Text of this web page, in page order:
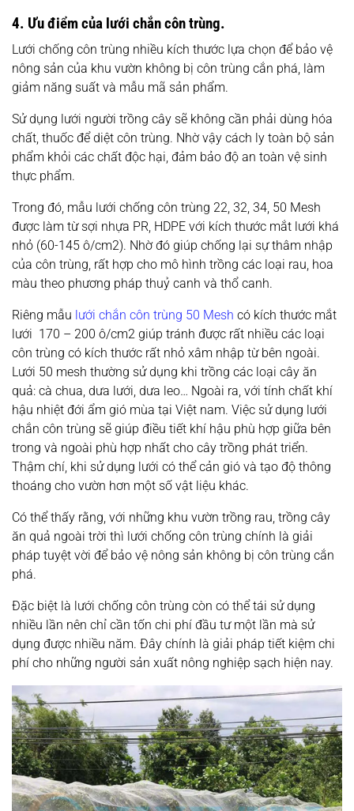
4. Ưu điểm của lưới chắn côn trùng.
Lưới chống côn trùng nhiều kích thước lựa chọn để bảo vệ
nông sản của khu vườn không bị côn trùng cắn phá, làm
giảm năng suất và mẫu mã sản phẩm.
Sử dụng lưới người trồng cây sẽ không cần phải dùng hóa
chất, thuốc để diệt côn trùng. Nhờ vậy cách ly toàn bộ sản
phẩm khỏi các chất độc hại, đảm bảo độ an toàn vệ sinh
thực phẩm.
Trong đó, mẫu lưới chống côn trùng 22, 32, 34, 50 Mesh
được làm từ sợi nhựa PR, HDPE với kích thước mắt lưới khá
nhỏ (60-145 ô/cm2). Nhờ đó giúp chống lại sự thâm nhập
của côn trùng, rất hợp cho mô hình trồng các loại rau, hoa
màu theo phương pháp thuỷ canh và thổ canh.
Riêng mẫu lưới chắn côn trùng 50 Mesh có kích thước mắt
lưới 170 – 200 ô/cm2 giúp tránh được rất nhiều các loại
côn trùng có kích thước rất nhỏ xâm nhập từ bên ngoài.
Lưới 50 mesh thường sử dụng khi trồng các loại cây ăn
quả: cà chua, dưa lưới, dưa leo… Ngoài ra, với tính chất khí
hậu nhiệt đới ẩm gió mùa tại Việt nam. Việc sử dụng lưới
chắn côn trùng sẽ giúp điều tiết khí hậu phù hợp giữa bên
trong và ngoài phù hợp nhất cho cây trồng phát triển.
Thậm chí, khi sử dụng lưới có thể cản gió và tạo độ thông
thoáng cho vườn hơn một số vật liệu khác.
Có thể thấy rằng, với những khu vườn trồng rau, trồng cây
ăn quả ngoài trời thì lưới chống côn trùng chính là giải
pháp tuyệt vời để bảo vệ nông sản không bị côn trùng cắn
phá.
Đặc biệt là lưới chống côn trùng còn có thể tái sử dụng
nhiều lần nên chỉ cần tốn chi phí đầu tư một lần mà sử
dụng được nhiều năm. Đây chính là giải pháp tiết kiệm chi
phí cho những người sản xuất nông nghiệp sạch hiện nay.